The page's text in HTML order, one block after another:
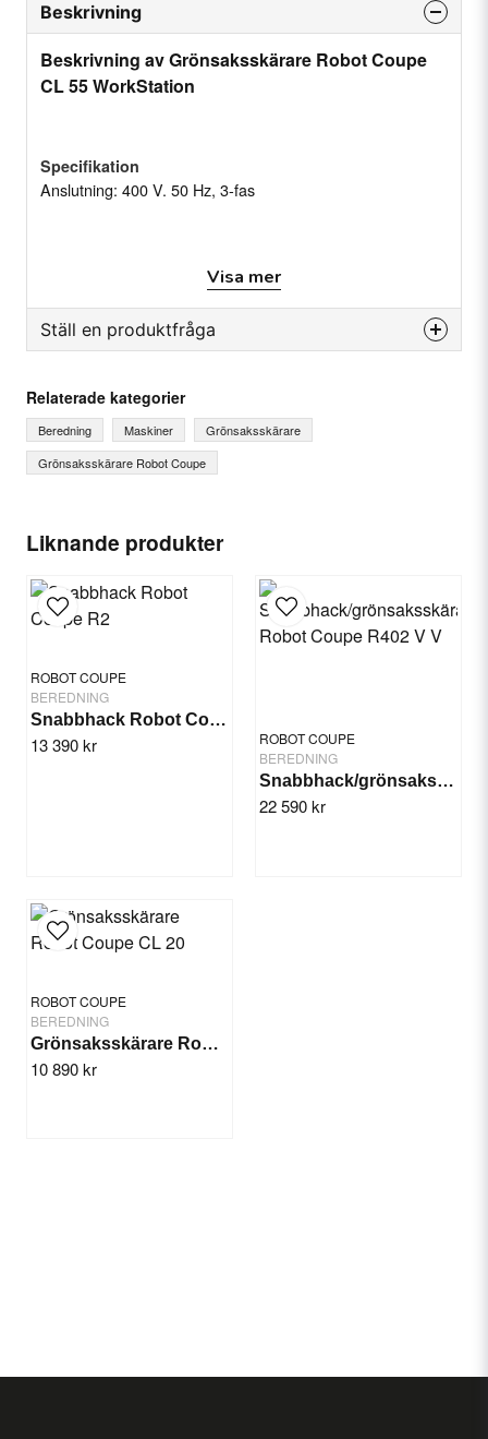
Liknande produkter
ROBOT COUPE
BEREDNING
Snabbhack Robot Coupe R2
13 390 kr
ROBOT COUPE
BEREDNING
Snabbhack/grönsaksskärare Robot Coupe R402 V V
22 590 kr
ROBOT COUPE
BEREDNING
Grönsaksskärare Robot Coupe CL 20
10 890 kr
Beskrivning
Beskrivning av Grönsaksskärare Robot Coupe
CL 55 WorkStation
Specifikation
Anslutning: 400 V. 50 Hz, 3-fas
Robot Coupe, Frankrike
Robot Coupe
Haukadalsgatan 10
164 40 Kista
Kontakt
Visa mer
Ställ en produktfråga
Fråga oss något om denna produkten...
email
E-postadress
Ja, ni får publicera min fråga
Relaterade kategorier
Beredning Maskiner
Grönsaksskärare
Grönsaksskärare Robot Coupe